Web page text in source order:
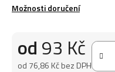
Možnosti doručení
od 93 Kč
od 76,86 Kčbez DPH